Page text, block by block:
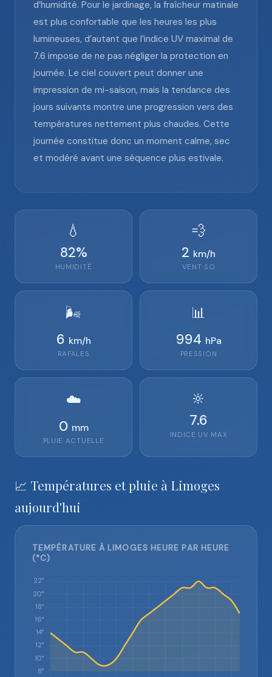
d’humidité. Pour le jardinage, la fraîcheur matinale
est plus confortable que les heures les plus
lumineuses, d’autant que l’indice UV maximal de
7.6 impose de ne pas négliger la protection en
journée. Le ciel couvert peut donner une
impression de mi-saison, mais la tendance des
jours suivants montre une progression vers des
températures nettement plus chaudes. Cette
journée constitue donc un moment calme, sec
et modéré avant une séquence plus estivale.
💧
82%
HUMIDITÉ
💨
2 km/h
VENT SO
🌬️
6 km/h
RAFALES
📊
994 hPa
PRESSION
☁️
0 mm
PLUIE ACTUELLE
🔆
7.6
INDICE UV MAX
📈 Températures et pluie à Limoges
aujourd'hui
TEMPÉRATURE À LIMOGES HEURE PAR HEURE
(°C)